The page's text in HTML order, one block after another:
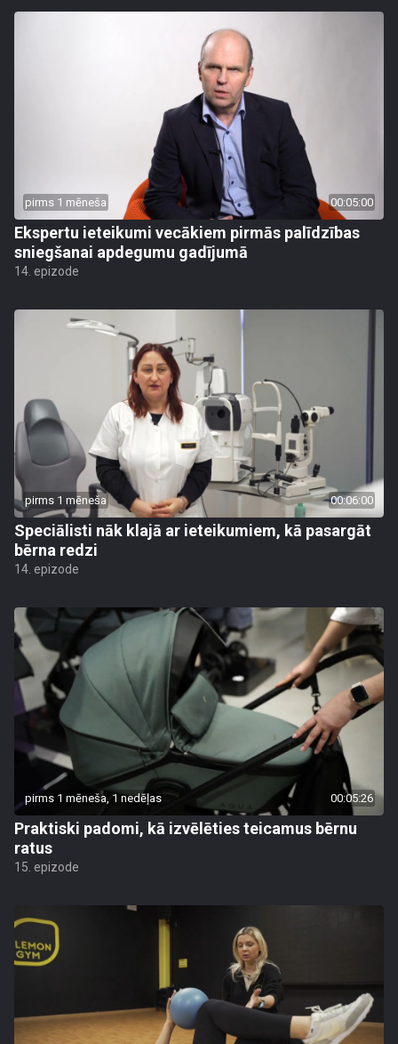
pirms 1 mēneša 00:05:00
Ekspertu ieteikumi vecākiem pirmās palīdzības
sniegšanai apdegumu gadījumā
14. epizode
pirms 1 mēneša 00:06:00
Speciālisti nāk klajā ar ieteikumiem, kā pasargāt
bērna redzi
14. epizode
pirms 1 mēneša, 1 nedēļas 00:05:26
Praktiski padomi, kā izvēlēties teicamus bērnu
ratus
15. epizode